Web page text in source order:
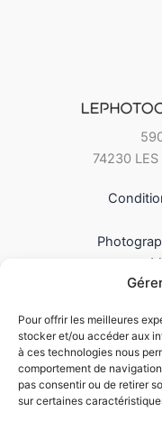
Pour offrir les meilleures
stocker et/ou accéder aux
à ces technologies nous
comportement de
pas consentir ou de retirer
sur certaines
74230 LES